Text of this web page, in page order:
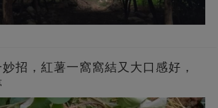
招，紅薯一窩窩結又大口感好，